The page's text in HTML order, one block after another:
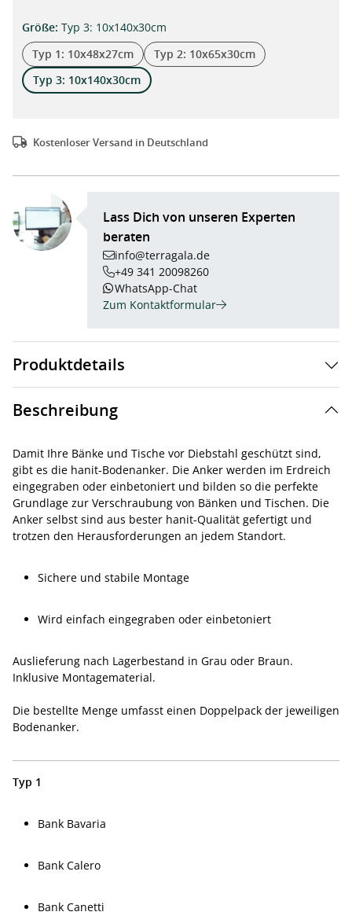
Größeauswählen
: Typ 3: 10x140x30cm
Typ 1: 10x48x27cm
Typ 2: 10x65x30cm
Typ 3: 10x140x30cm
Kostenloser Versand in Deutschland
Lass Dich von unseren Experten
beraten
info@terragala.de
+49 341 20098260
WhatsApp-Chat
Zum Kontaktformular
Produktdetails
Beschreibung
Damit Ihre Bänke und Tische vor Diebstahl geschützt sind,
gibt es die hanit-Bodenanker. Die Anker werden im Erdreich
eingegraben oder einbetoniert und bilden so die perfekte
Grundlage zur Verschraubung von Bänken und Tischen. Die
Anker selbst sind aus bester hanit-Qualität gefertigt und
trotzen den Herausforderungen an jedem Standort.
Sichere und stabile Montage
Wird einfach eingegraben oder einbetoniert
Auslieferung nach Lagerbestand in Grau oder Braun.
Inklusive Montagematerial.
Die bestellte Menge umfasst einen Doppelpack der jeweiligen
Bodenanker.
Typ 1
Bank Bavaria
Bank Calero
Bank Canetti